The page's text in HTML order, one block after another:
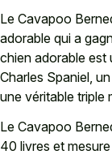
Le Cavapoo
adorable qui a
chien adorable est
Charles Spaniel,
une véritable triple
Le Cavapoo
40 livres et